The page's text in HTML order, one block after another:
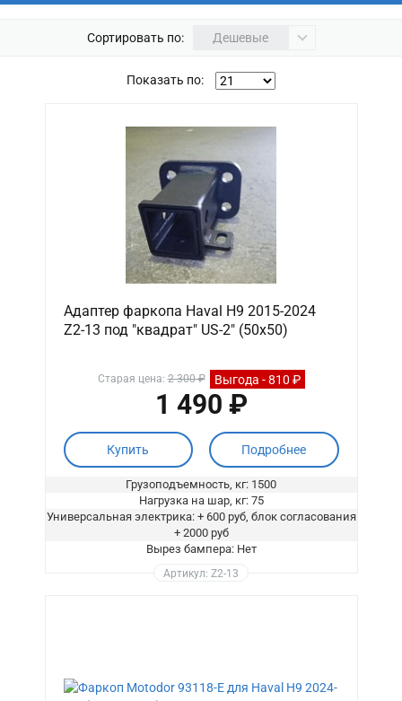
Сортировать по: Дешевые
Показать по:
Адаптер фаркопа Haval H9 2015-2024
Z2-13 под "квадрат" US-2" (50х50)
Старая цена:2 300 ₽ Выгода - 810 ₽
1 490 ₽
Купить Подробнее
Грузоподъемность, кг: 1500
Нагрузка на шар, кг: 75
Универсальная электрика: + 600 руб, блок согласования
+ 2000 руб
Вырез бампера: Нет
Артикул: Z2-13